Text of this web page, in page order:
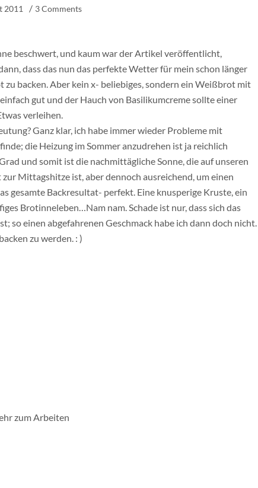
2011 3 Comments
beschwert, und kaum war der Artikel veröffentlicht,
dass das nun das perfekte Wetter für mein schon länger
backen. Aber kein x- beliebiges, sondern ein Weißbrot mit
gut und der Hauch von Basilikumcreme sollte einer
verleihen.
Ganz klar, ich habe immer wieder Probleme mit
die Heizung im Sommer anzudrehen ist ja reichlich
und somit ist die nachmittägliche Sonne, die auf unseren
Mittagshitze ist, aber dennoch ausreichend, um einen
gesamte Backresultat- perfekt. Eine knusperige Kruste, ein
Brotinneleben…Nam nam. Schade ist nur, dass sich das
so einen abgefahrenen Geschmack habe ich dann doch nicht.
zu werden. : )
zum Arbeiten